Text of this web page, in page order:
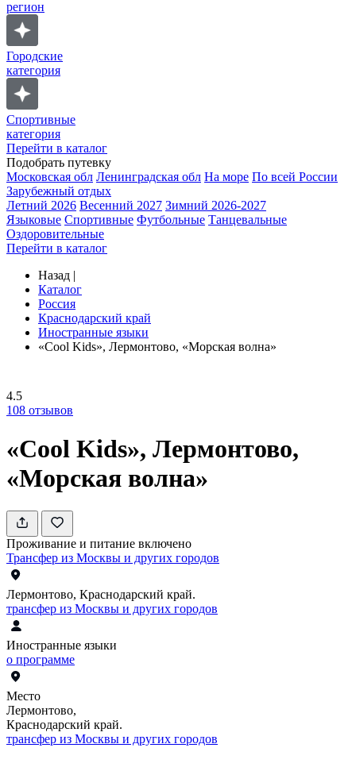
регион
Городские
категория
Спортивные
категория
Перейти в каталог
Подобрать путевку
Московская обл Ленинградская обл На море По всей России
Зарубежный отдых
Летний 2026 Весенний 2027 Зимний 2026-2027
Языковые Спортивные Футбольные Танцевальные
Оздоровительные
Перейти в каталог
Назад |
Каталог
Россия
Краснодарский край
Иностранные языки
«Cool Kids», Лермонтово, «Морская волна»
4.5
108 отзывов
«Cool Kids», Лермонтово,
«Морская волна»
Проживание и питание включено
Трансфер из Москвы и других городов
Лермонтово, Краснодарский край.
трансфер из Москвы и других городов
Иностранные языки
о программе
Место
Лермонтово,
Краснодарский край.
трансфер из Москвы и других городов